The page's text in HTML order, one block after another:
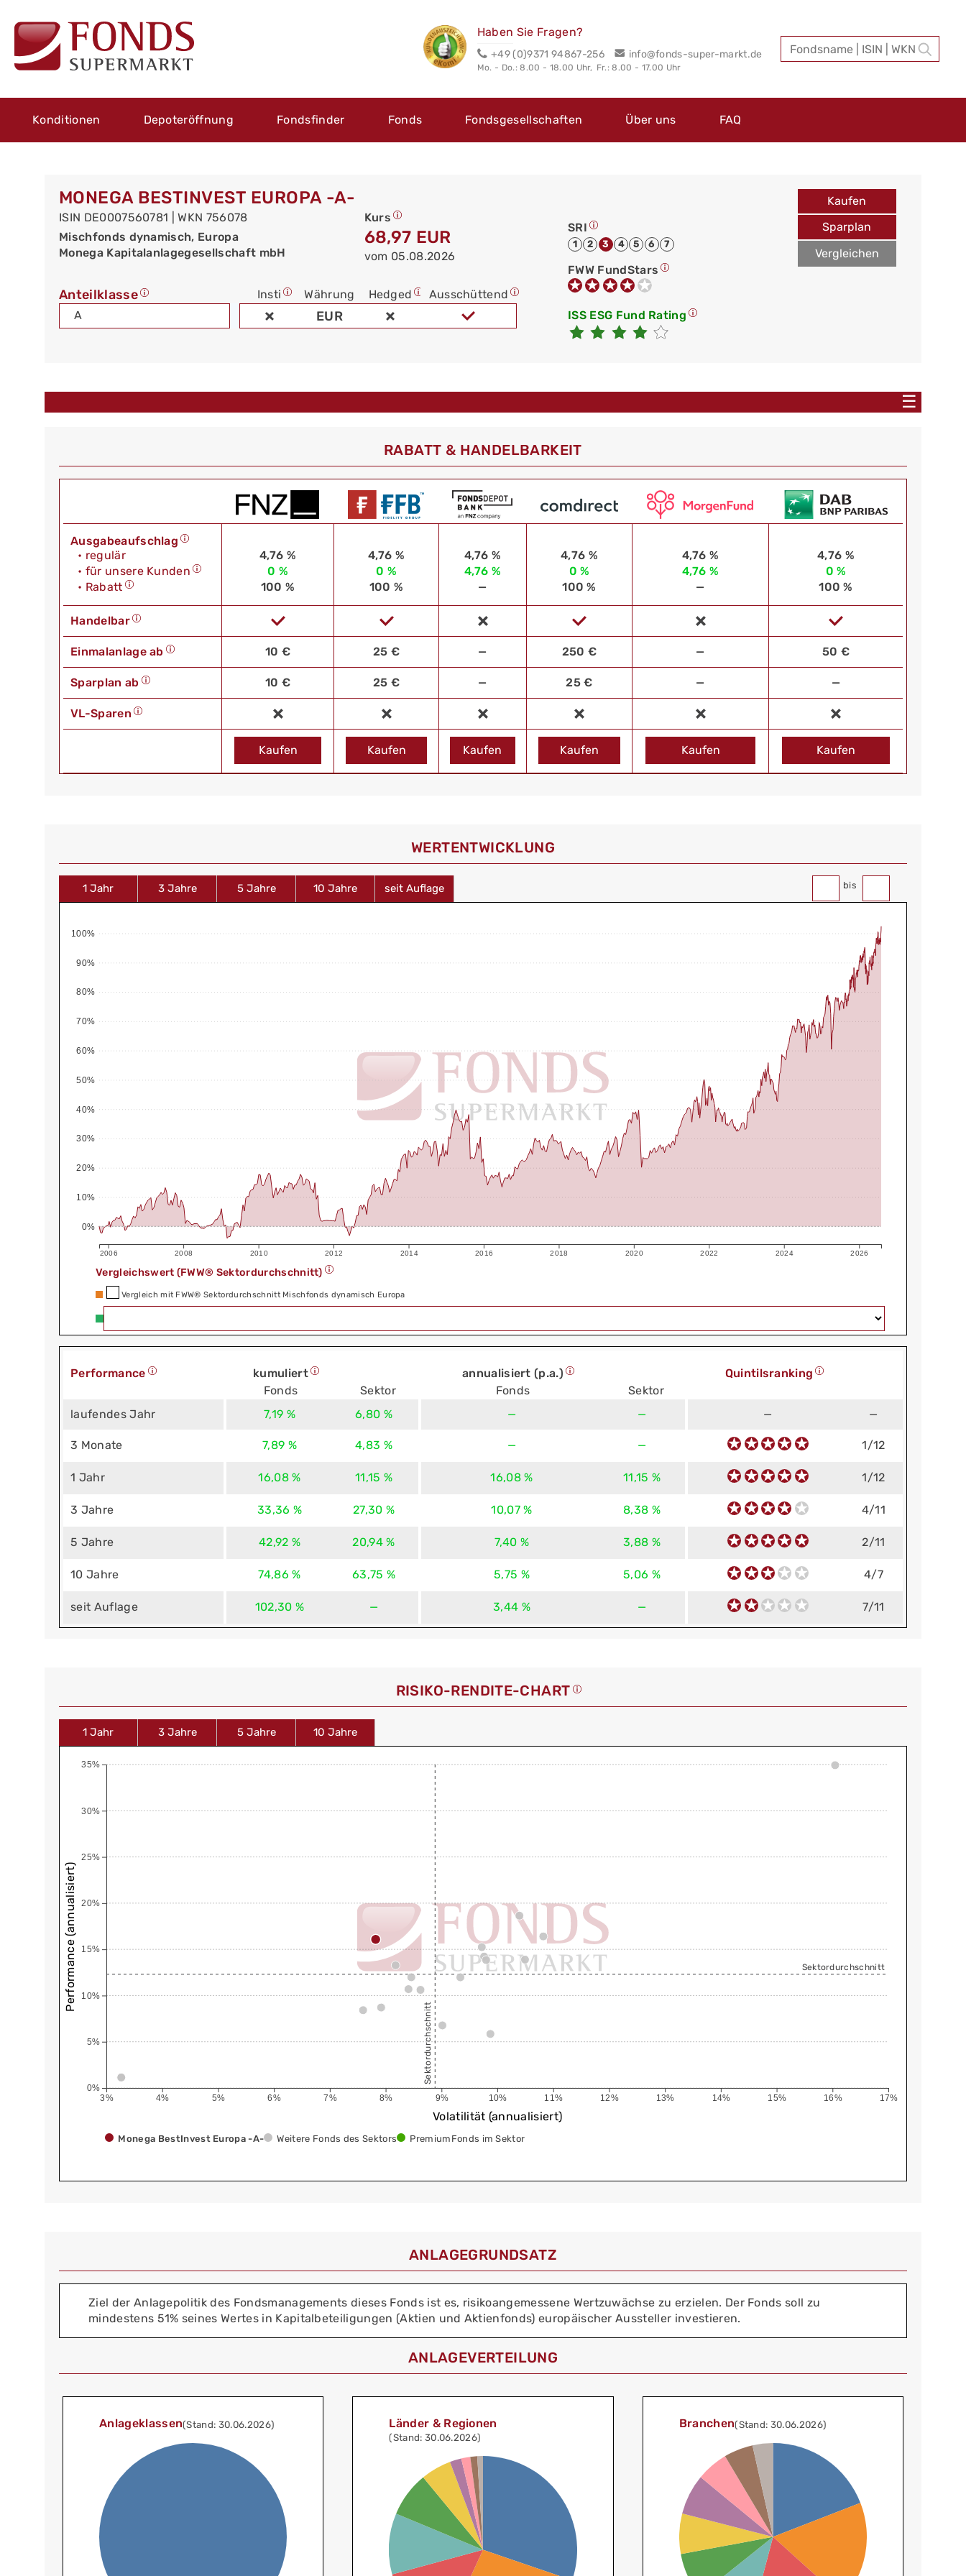
Haben Sie Fragen?
+49 (0)9371 94867-256 info@fonds-super-markt.de
Mo. - Do.: 8.00 - 18.00 Uhr, Fr.: 8.00 - 17.00 Uhr
Konditionen Depoteröffnung Fondsfinder Fonds Fondsgesellschaften Über uns FAQ
MONEGA BESTINVEST EUROPA -A-
ISIN DE0007560781 | WKN 756078
Mischfonds dynamisch, Europa
Monega Kapitalanlagegesellschaft mbH
Kurs
68,97 EUR
vom 05.08.2026
Anteilklasse Insti Währung Hedged
Ausschüttend
A
EUR
SRI
1 2 3 4 5 6 7
FWW FundStars
ISS ESG Fund Rating
Kaufen
Sparplan
Vergleichen
☰
RABATT & HANDELBARKEIT
Ausgabeaufschlag
• regulär
4,76 % 4,76 % 4,76 % 4,76 % 4,76 %
4,76 %
• für unsere Kunden
0 % 0 % 4,76 % 0 % 4,76 %
0 %
• Rabatt
100 % 100 % — 100 % — 100 %
Handelbar
Einmalanlage ab 10 € 25 € — 250 € — 50 €
Sparplan ab 10 € 25 € — 25 € — —
VL-Sparen
Kaufen Kaufen Kaufen Kaufen Kaufen Kaufen
WERT­ENTWICKLUNG
1 Jahr 3 Jahre 5 Jahre 10 Jahre seit Auflage bis
2006 2008 2010 2012 2014 2016 2018 2020 2022 2024 2026
0%
10%
20%
30%
40%
50%
60%
70%
80%
90%
100%
Vergleichswert (FWW® Sektordurchschnitt)
Vergleich mit FWW® Sektordurchschnitt Mischfonds dynamisch Europa
Performance
kumuliert
Fonds
Sektor
annualisiert (p.a.)
Fonds
Sektor
Quintilsranking
laufendes Jahr 7,19 % 6,80 % — — — —
3 Monate 7,89 % 4,83 % — — 1/12
1 Jahr 16,08 % 11,15 % 16,08 % 11,15 % 1/12
3 Jahre 33,36 % 27,30 % 10,07 % 8,38 % 4/11
5 Jahre 42,92 % 20,94 % 7,40 % 3,88 % 2/11
10 Jahre 74,86 % 63,75 % 5,75 % 5,06 % 4/7
seit Auflage 102,30 % — 3,44 % — 7/11
RISIKO-RENDITE-CHART
1 Jahr 3 Jahre 5 Jahre 10 Jahre
3% 4% 5% 6% 7% 8% 9% 10% 11% 12% 13% 14% 15% 16% 17%
0%
5%
10%
15%
20%
25%
30%
35%
Sektordurchschnitt
Sektordurchschnitt
Volatilität (annualisiert)
Performance (annualisiert)
Monega BestInvest Europa -A- Weitere Fonds des Sektors PremiumFonds im Sektor
ANLAGEGRUNDSATZ
Ziel der Anlagepolitik des Fondsmanagements dieses Fonds ist es, risikoangemessene Wertzuwächse zu erzielen. Der Fonds soll zu
mindestens 51% seines Wertes in Kapitalbeteiligungen (Aktien und Aktienfonds) europäischer Aussteller investieren.
ANLAGEVERTEILUNG
Anlageklassen(Stand: 30.06.2026) Länder & Regionen
(Stand: 30.06.2026)
Branchen(Stand: 30.06.2026)